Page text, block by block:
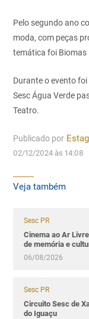
Pelo segundo ano
moda, com peças
temática foi Biomas
Durante o evento
Sesc Água Verde
Teatro.
Publicado por
02/12/2024 às 14:08
Veja também
Sesc PR
Cinema ao Ar
de memória e
06/08/2026
Sesc PR
Circuito Sesc de
do Iguaçu